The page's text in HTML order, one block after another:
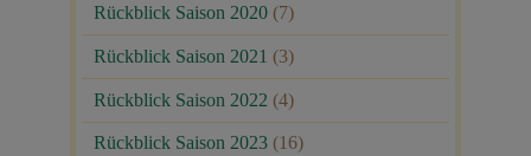
Rückblick Saison 2020 (7)
Rückblick Saison 2021 (3)
Rückblick Saison 2022 (4)
Rückblick Saison 2023 (16)